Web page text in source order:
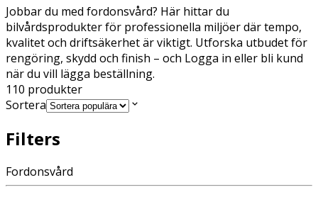
Jobbar du med fordonsvård? Här hittar du
bilvårdsprodukter för professionella miljöer där tempo,
kvalitet och driftsäkerhet är viktigt. Utforska utbudet för
rengöring, skydd och finish – och Logga in eller bli kund
när du vill lägga beställning.
110 produkter
Sortera
Filters
Fordonsvård